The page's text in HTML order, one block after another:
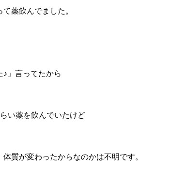
薬飲んでました。
」言ってたから
い薬を飲んでいたけど
質が変わったからなのかは不明です。